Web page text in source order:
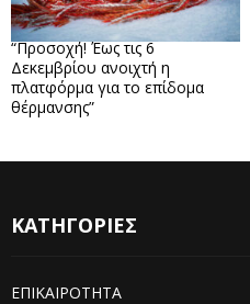
“Προσοχή! Έως τις 6
Δεκεμβρίου ανοιχτή η
πλατφόρμα για το επίδομα
θέρμανσης”
ΚΑΤΗΓΟΡΙΕΣ
ΕΠΙΚΑΙΡΟΤΗΤΑ